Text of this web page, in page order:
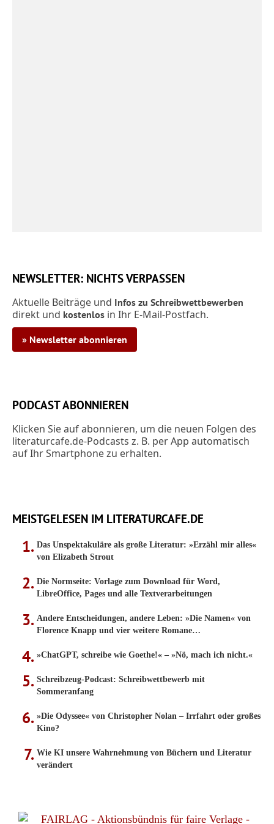
NEWSLETTER: NICHTS VERPASSEN
Aktuelle Beiträge und Infos zu Schreibwettbewerben
direkt und kostenlos in Ihr E-Mail-Postfach.
» Newsletter abonnieren
PODCAST ABONNIEREN
Klicken Sie auf abonnieren, um die neuen Folgen des
literaturcafe.de-Podcasts z. B. per App automatisch
auf Ihr Smartphone zu erhalten.
MEISTGELESEN IM LITERATURCAFE.DE
Das Unspektakuläre als große Literatur: »Erzähl mir alles«
von Elizabeth Strout
Die Normseite: Vorlage zum Download für Word,
LibreOffice, Pages und alle Textverarbeitungen
Andere Entscheidungen, andere Leben: »Die Namen« von
Florence Knapp und vier weitere Romane…
»ChatGPT, schreibe wie Goethe!« – »Nö, mach ich nicht.«
Schreibzeug-Podcast: Schreibwettbewerb mit
Sommeranfang
»Die Odyssee« von Christopher Nolan – Irrfahrt oder großes
Kino?
Wie KI unsere Wahrnehmung von Büchern und Literatur
verändert